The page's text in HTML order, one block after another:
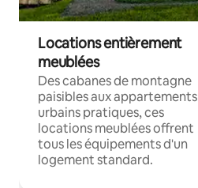
Locations entièrement
meublées
Des cabanes de montagne
paisibles aux appartements
urbains pratiques, ces
locations meublées offrent
tous les équipements d'un
logement standard.